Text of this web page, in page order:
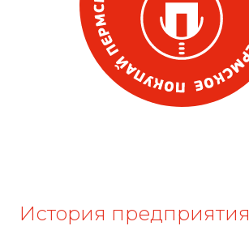
История предприятия